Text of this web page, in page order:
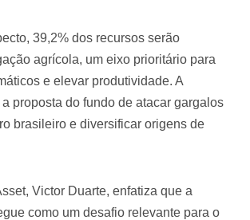
39,2% dos recursos serão
agrícola, um eixo prioritário para
e elevar produtividade. A
proposta do fundo de atacar gargalos
brasileiro e diversificar origens de
Victor Duarte, enfatiza que a
como um desafio relevante para o